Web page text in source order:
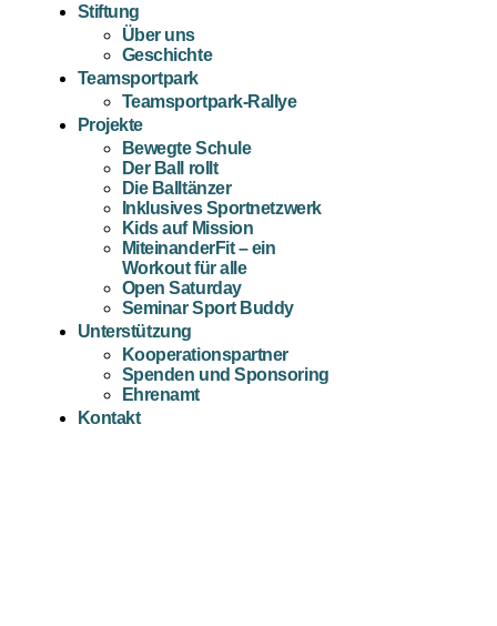
Stiftung
Über uns
Geschichte
Teamsportpark
Teamsportpark-Rallye
Projekte
Bewegte Schule
Der Ball rollt
Die Balltänzer
Inklusives Sportnetzwerk
Kids auf Mission
MiteinanderFit – ein
Workout für alle
Open Saturday
Seminar Sport Buddy
Unterstützung
Kooperationspartner
Spenden und Sponsoring
Ehrenamt
Kontakt